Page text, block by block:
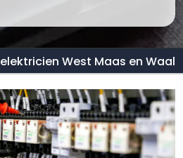
elektricien West Maas en Waal